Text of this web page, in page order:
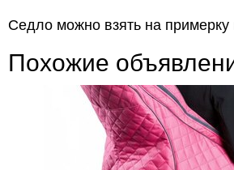
Cедло можно взять на
Похожие